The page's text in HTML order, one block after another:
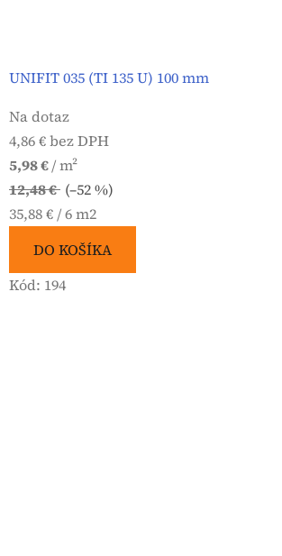
UNIFIT 035 (TI 135 U) 100 mm
Na dotaz
4,86 € bez DPH
5,98 €/ m²
12,48 € (–52 %)
Jednotková
35,88 € / 6 m2
DO KOŠÍKA
Kód: 194